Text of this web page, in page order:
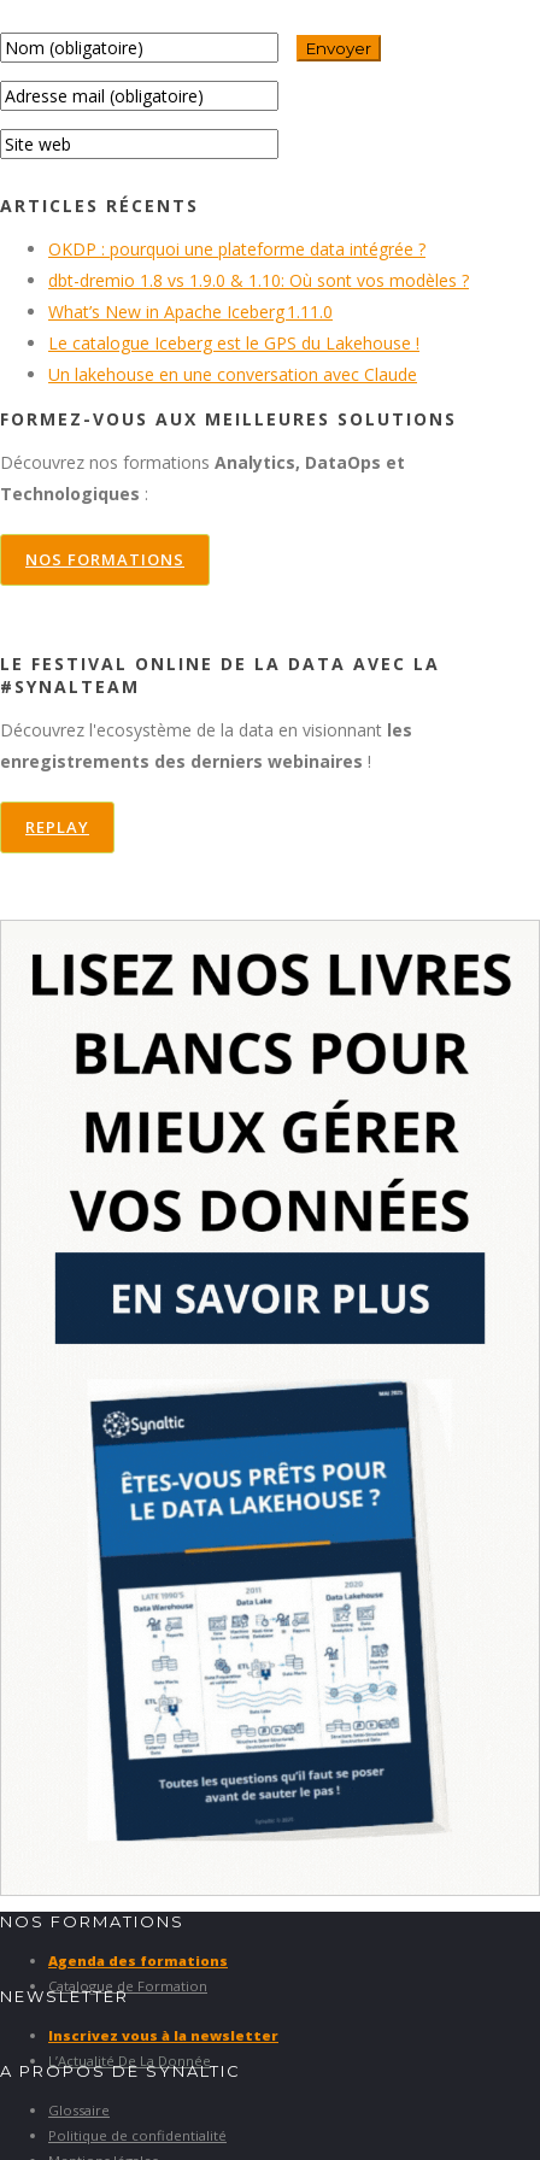
ARTICLES RÉCENTS
OKDP : pourquoi une plateforme data intégrée ?
dbt-dremio 1.8 vs 1.9.0 & 1.10: Où sont vos modèles ?
What’s New in Apache Iceberg 1.11.0
Le catalogue Iceberg est le GPS du Lakehouse !
Un lakehouse en une conversation avec Claude
FORMEZ-VOUS AUX MEILLEURES SOLUTIONS
Découvrez nos formations Analytics, DataOps et
Technologiques :
NOS FORMATIONS
LE FESTIVAL ONLINE DE LA DATA AVEC LA
#SYNALTEAM
Découvrez l'ecosystème de la data en visionnant les
enregistrements des derniers webinaires !
REPLAY
NOS FORMATIONS
Agenda des formations
Catalogue de Formation
NEWSLETTER
Inscrivez vous à la newsletter
L’Actualité De La Donnée
A PROPOS DE SYNALTIC
Glossaire
Politique de confidentialité